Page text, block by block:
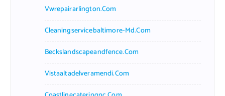
Vwrepairarlington.com
Cleaningservicebaltimore-Md.com
Beckslandscapeandfence.com
Vistaaltadelveramendi.com